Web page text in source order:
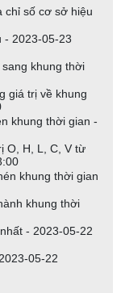
chỉ số cơ sở hiệu
- 2023-05-23
khung thời
giá trị về khung
khung thời gian -
O, H, L, C, V từ
khung thời gian
khung thời
- 2023-05-22
05-22